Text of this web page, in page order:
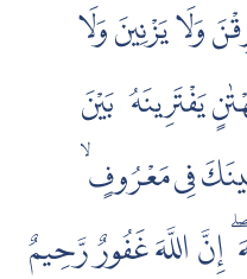
وَلَا يَزْنِينَ وَلَا
يَفْتَرِينَهُۥ بَيْنَ
فِى مَعْرُوفٍ
إِنَّ اللَّهَ غَفُورٌ رَّحِيمٌ